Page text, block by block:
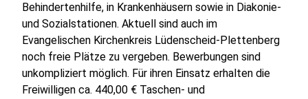
Behindertenhilfe, in Krankenhäusern sowie in Diakonie-
und Sozialstationen. Aktuell sind auch im
Evangelischen Kirchenkreis Lüdenscheid-Plettenberg
noch freie Plätze zu vergeben. Bewerbungen sind
unkompliziert möglich. Für ihren Einsatz erhalten die
Freiwilligen ca. 440,00 € Taschen- und